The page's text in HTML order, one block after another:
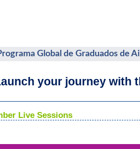
Global de Graduados de
your journey with
Live Sessions